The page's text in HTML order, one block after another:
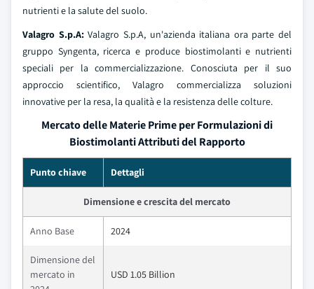
nutrienti e la salute del suolo.
Valagro S.p.A:Valagro S.p.A, un'azienda italiana ora parte del
gruppo Syngenta, ricerca e produce biostimolanti e nutrienti
speciali per la commercializzazione. Conosciuta per il suo
approccio scientifico, Valagro commercializza soluzioni
innovative per la resa, la qualità e la resistenza delle colture.
Mercato delle Materie Prime per Formulazioni di
Biostimolanti Attributi del Rapporto
Punto chiave Dettagli
Dimensione e crescita del mercato
Anno Base 2024
Dimensione del
mercato in
USD 1.05 Billion